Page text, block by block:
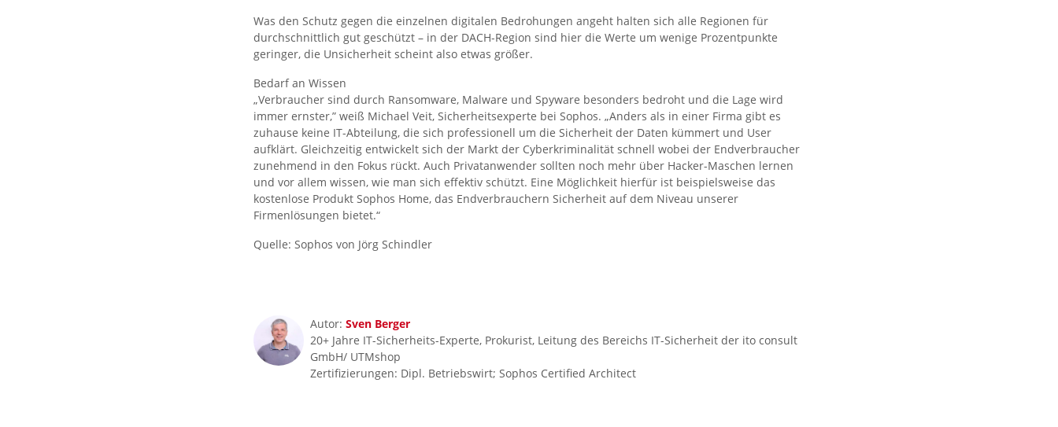
Was den Schutz gegen die einzelnen digitalen Bedrohungen angeht halten sich alle Regionen für
durchschnittlich gut geschützt – in der DACH-Region sind hier die Werte um wenige Prozentpunkte
geringer, die Unsicherheit scheint also etwas größer.
Bedarf an Wissen
„Verbraucher sind durch Ransomware, Malware und Spyware besonders bedroht und die Lage wird
immer ernster,” weiß Michael Veit, Sicherheitsexperte bei Sophos. „Anders als in einer Firma gibt es
zuhause keine IT-Abteilung, die sich professionell um die Sicherheit der Daten kümmert und User
aufklärt. Gleichzeitig entwickelt sich der Markt der Cyberkriminalität schnell wobei der Endverbraucher
zunehmend in den Fokus rückt. Auch Privatanwender sollten noch mehr über Hacker-Maschen lernen
und vor allem wissen, wie man sich effektiv schützt. Eine Möglichkeit hierfür ist beispielsweise das
kostenlose Produkt Sophos Home, das Endverbrauchern Sicherheit auf dem Niveau unserer
Firmenlösungen bietet.“
Quelle: Sophos von Jörg Schindler
Autor: Sven Berger
20+ Jahre IT-Sicherheits-Experte, Prokurist, Leitung des Bereichs IT-Sicherheit der ito consult
GmbH/ UTMshop
Zertifizierungen: Dipl. Betriebswirt; Sophos Certified Architect